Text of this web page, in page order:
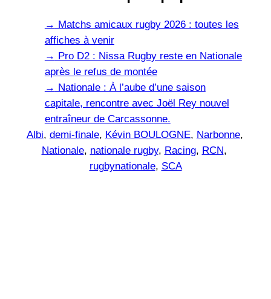
→ Matchs amicaux rugby 2026 : toutes les
affiches à venir
→ Pro D2 : Nissa Rugby reste en Nationale
après le refus de montée
→ Nationale : À l’aube d’une saison
capitale, rencontre avec Joël Rey nouvel
entraîneur de Carcassonne.
Albi, demi-finale, Kévin BOULOGNE, Narbonne
Nationale, nationale rugby, Racing, RCN
rugbynationale, SCA